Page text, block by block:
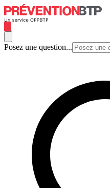
Posez une question...